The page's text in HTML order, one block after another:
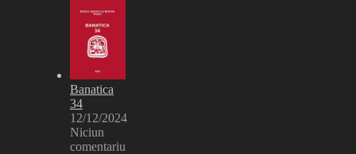
Banatica
34
12/12/2024
Niciun
comentariu